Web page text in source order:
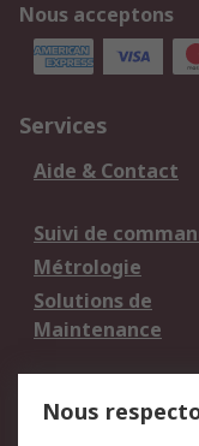
Nous acceptons
Services
Aide & Contact
Suivi de
Métrologie
Solutions de
Maintenance
Nous